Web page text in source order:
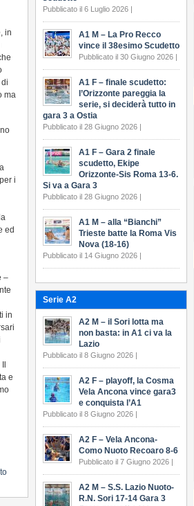
in
ma
i
ed
–
in
e
Pubblicato il 6 Luglio 2026 |
A1 M – La Pro Recco
vince il 38esimo Scudetto
Pubblicato il 30 Giugno 2026 |
A1 F – finale scudetto:
l’Orizzonte pareggia la
serie, si deciderà tutto in
gara 3 a Ostia
Pubblicato il 28 Giugno 2026 |
A1 F – Gara 2 finale
scudetto, Ekipe
Orizzonte-Sis Roma 13-6.
Si va a Gara 3
Pubblicato il 28 Giugno 2026 |
A1 M – alla “Bianchi”
Trieste batte la Roma Vis
Nova (18-16)
Pubblicato il 14 Giugno 2026 |
Serie A2
A2 M – il Sori lotta ma
non basta: in A1 ci va la
Lazio
Pubblicato il 8 Giugno 2026 |
A2 F – playoff, la Cosma
Vela Ancona vince gara3
e conquista l’A1
Pubblicato il 8 Giugno 2026 |
A2 F – Vela Ancona-
Como Nuoto Recoaro 8-6
Pubblicato il 7 Giugno 2026 |
A2 M – S.S. Lazio Nuoto-
R.N. Sori 17-14 Gara 3